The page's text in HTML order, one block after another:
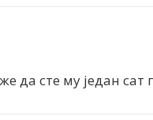
да сте му један сат